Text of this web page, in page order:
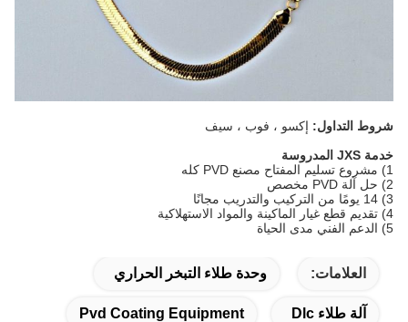
شروط التداول:إكسو ، فوب ، سيف
خدمة JXS المدروسة
4) تقديم قطع غيار الماكينة والمواد الاستهلاكية
5) الدعم الفني مدى الحياة
العلامات: وحدة طلاء التبخر الحراري
آلة طلاء Dlc Pvd Coating Equipment